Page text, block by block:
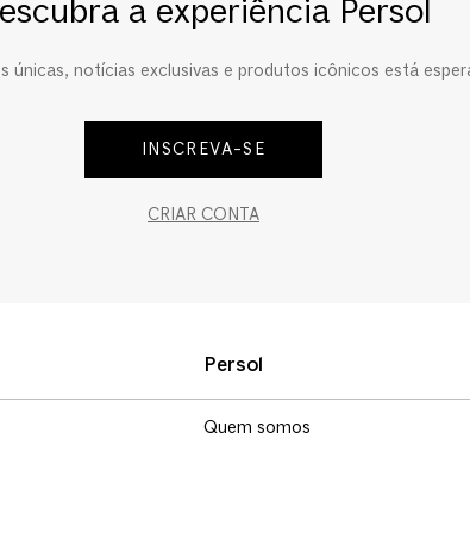
a experiência Persol
únicas, notícias exclusivas e produtos icônicos está
INSCREVA-SE
CRIAR CONTA
Persol
Quem somos